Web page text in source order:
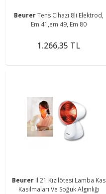
BeurerTens Cihazı 8li Elektrod,
Em 41,em 49, Em 80
1.266,35 TL
Beurer Il 21 Kızılötesi Lamba Kas
Kasılmaları Ve Soğuk Algınlığı